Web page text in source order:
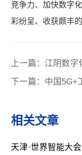
竞争力、加快数字
彩纷呈、收获颇丰
上一篇：江阴数字
下一篇：中国5G+
相关文章
天津·世界智能大